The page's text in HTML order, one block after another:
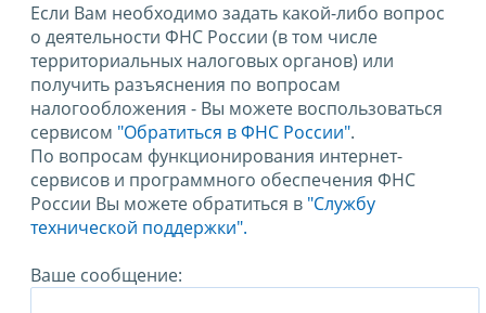
Если Вам необходимо задать какой-либо вопрос
о деятельности ФНС России (в том числе
территориальных налоговых органов) или
получить разъяснения по вопросам
налогообложения - Вы можете воспользоваться
сервисом "Обратиться в ФНС России".
По вопросам функционирования интернет-
сервисов и программного обеспечения ФНС
России Вы можете обратиться в "Службу
технической поддержки".
Ваше сообщение: